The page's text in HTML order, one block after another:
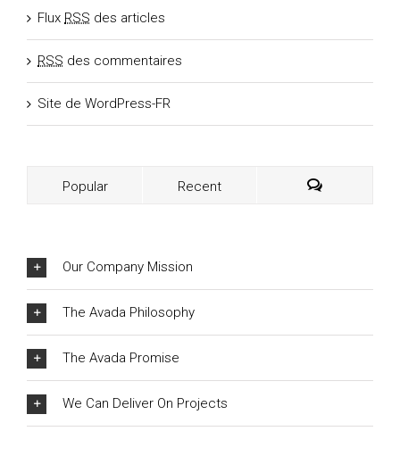
Flux RSS des articles
RSS des commentaires
Site de WordPress-FR
Popular Recent
Our Company Mission
The Avada Philosophy
The Avada Promise
We Can Deliver On Projects